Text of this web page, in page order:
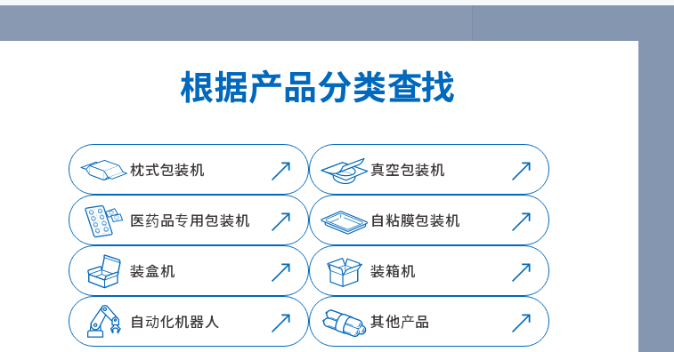
根据产品分类查找
枕式包装机 真空包装机
医药品专用包装机 自粘膜包装机
装盒机 装箱机
自动化机器人 其他产品